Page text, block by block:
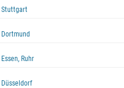
Stuttgart
Dortmund
Essen, Ruhr
Düsseldorf